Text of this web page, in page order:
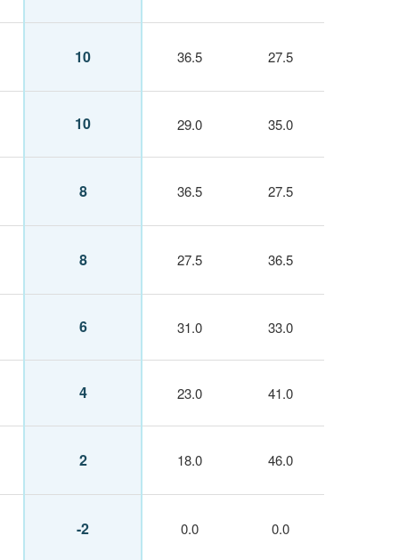
10 36.5 27.5
10 29.0 35.0
8 36.5 27.5
8 27.5 36.5
6 31.0 33.0
4 23.0 41.0
2 18.0 46.0
-2 0.0 0.0